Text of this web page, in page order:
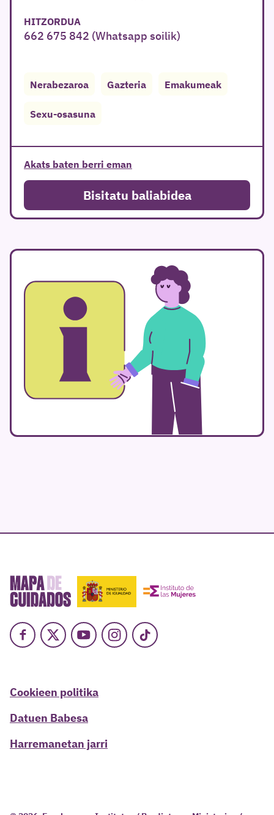
HITZORDUA
662 675 842 (Whatsapp soilik)
Nerabezaroa Gazteria Emakumeak
Sexu-osasuna
Akats baten berri eman
Bisitatu baliabidea
Facebook
X YoutubeInstagram
TikTok
Cookieen politika
Datuen Babesa
Harremanetan jarri